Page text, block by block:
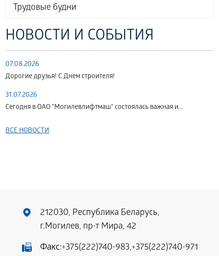
Трудовые будни
НОВОСТИ И СОБЫТИЯ
07.08.2026
Дорогие друзья! С Днем строителя!
31.07.2026
Сегодня в ОАО "Могилевлифтмаш" состоялась важная и...
ВСЕ НОВОСТИ
212030, Республика Беларусь,
г.Могилев, пр-т Мира, 42
Факс:+375(222)740-983,+375(222)740-971